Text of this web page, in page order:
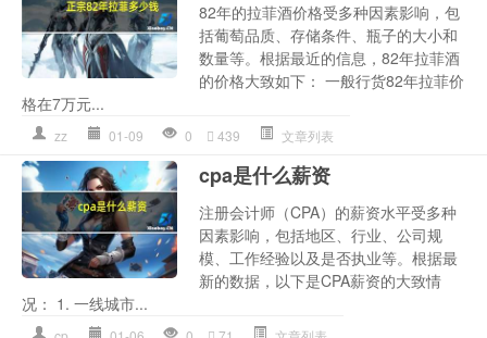
82年的拉菲酒价格受多种因素影响，包
括葡萄品质、存储条件、瓶子的大小和
数量等。根据最近的信息，82年拉菲酒
的价格大致如下： 一般行货82年拉菲价
格在7万元...
zz 01-09 0 439 文章列表
cpa是什么薪资
注册会计师（CPA）的薪资水平受多种
因素影响，包括地区、行业、公司规
模、工作经验以及是否执业等。根据最
新的数据，以下是CPA薪资的大致情
况： 1. 一线城市...